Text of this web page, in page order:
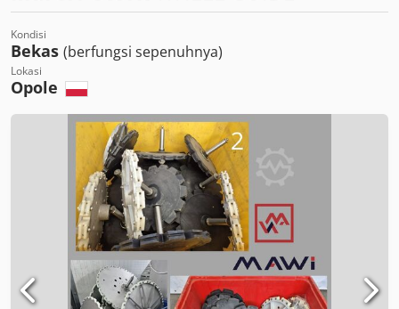
Kondisi
Bekas (berfungsi sepenuhnya)
Lokasi
Opole